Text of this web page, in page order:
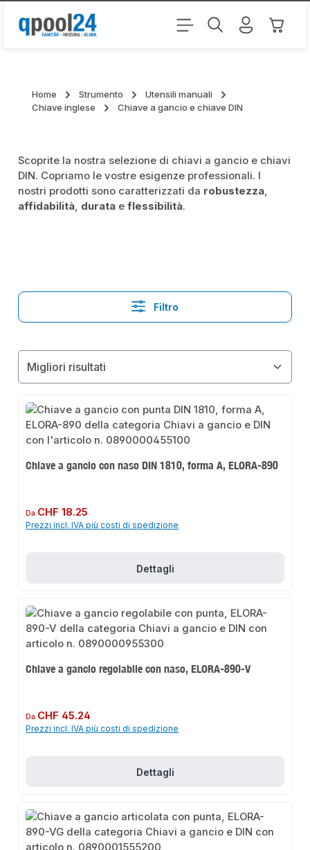
Passa al contenuto principale Il
Home Strumento
Utensili manuali
Chiave inglese
Chiave a gancio e chiave DIN
Scoprite la nostra selezione di chiavi a gancio e chiavi
DIN. Copriamo le vostre esigenze professionali. I
nostri prodotti sono caratterizzati da robustezza,
affidabilità, durata eflessibilità.
Filtro
Chiave a gancio con naso DIN 1810, forma A, ELORA-890
Prezzo normale:
Da CHF 18.25
Prezzi incl. IVA più costi di spedizione
Dettagli
Chiave a gancio regolabile con naso, ELORA-890-V
Prezzo normale:
Da CHF 45.24
Prezzi incl. IVA più costi di spedizione
Dettagli